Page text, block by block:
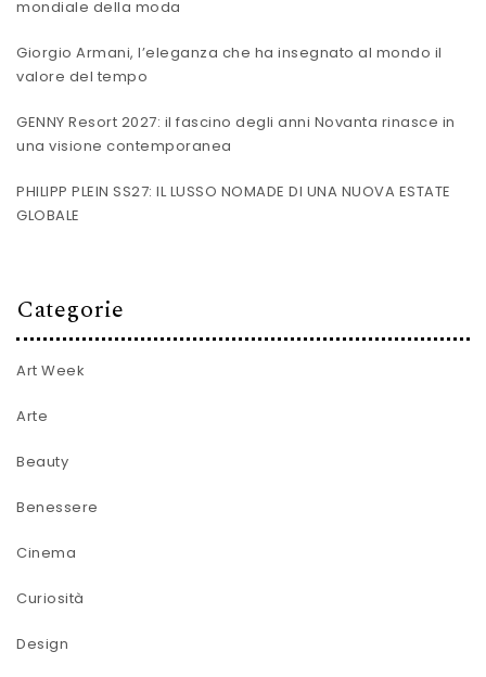
mondiale della moda
Giorgio Armani, l’eleganza che ha insegnato al mondo il
valore del tempo
GENNY Resort 2027: il fascino degli anni Novanta rinasce in
una visione contemporanea
PHILIPP PLEIN SS27: IL LUSSO NOMADE DI UNA NUOVA ESTATE
GLOBALE
Categorie
Art Week
Arte
Beauty
Benessere
Cinema
Curiosità
Design